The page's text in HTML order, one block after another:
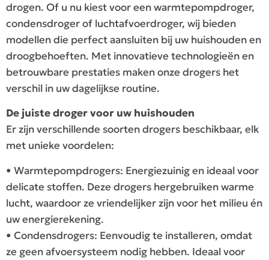
drogen. Of u nu kiest voor een warmtepompdroger,
condensdroger of luchtafvoerdroger, wij bieden
modellen die perfect aansluiten bij uw huishouden en
droogbehoeften. Met innovatieve technologieën en
betrouwbare prestaties maken onze drogers het
verschil in uw dagelijkse routine.
De juiste droger voor uw huishouden
Er zijn verschillende soorten drogers beschikbaar, elk
met unieke voordelen:
• Warmtepompdrogers: Energiezuinig en ideaal voor
delicate stoffen. Deze drogers hergebruiken warme
lucht, waardoor ze vriendelijker zijn voor het milieu én
uw energierekening.
• Condensdrogers: Eenvoudig te installeren, omdat
ze geen afvoersysteem nodig hebben. Ideaal voor